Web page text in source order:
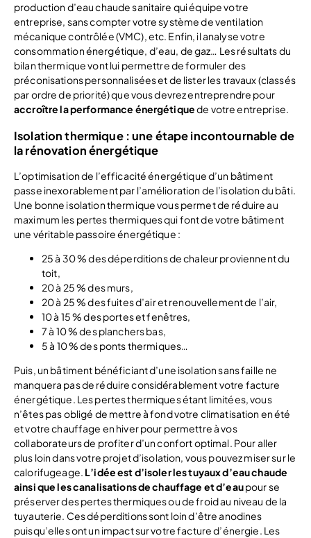
production d’eau chaude sanitaire qui équipe votre
entreprise, sans compter votre système de ventilation
mécanique contrôlée (VMC), etc. Enfin, il analyse votre
consommation énergétique, d’eau, de gaz… Les résultats du
bilan thermique vont lui permettre de formuler des
préconisations personnalisées et de lister les travaux (classés
par ordre de priorité) que vous devrez entreprendre pour
accroître la performance énergétiquede votre entreprise.
Isolation thermique : une étape incontournable de
la rénovation énergétique
L’optimisation de l’efficacité énergétique d’un bâtiment
passe inexorablement par l’amélioration de l’isolation du bâti.
Une bonne isolation thermique vous permet de réduire au
maximum les pertes thermiques qui font de votre bâtiment
une véritable passoire énergétique :
25 à 30 % des déperditions de chaleur proviennent du
toit,
20 à 25 % des murs,
20 à 25 % des fuites d’air et renouvellement de l’air,
10 à 15 % des portes et fenêtres,
7 à 10 % des planchers bas,
5 à 10 % des ponts thermiques…
Puis, un bâtiment bénéficiant d’une isolation sans faille ne
manquera pas de réduire considérablement votre facture
énergétique. Les pertes thermiques étant limitées, vous
n’êtes pas obligé de mettre à fond votre climatisation en été
et votre chauffage en hiver pour permettre à vos
collaborateurs de profiter d’un confort optimal. Pour aller
plus loin dans votre projet d’isolation, vous pouvez miser sur le
calorifugeage. L’idée est d’isoler les tuyaux d’eau chaude
ainsi que les canalisations de chauffage et d’eaupour se
préserver des pertes thermiques ou de froid au niveau de la
tuyauterie. Ces déperditions sont loin d’être anodines
puisqu’elles ont un impact sur votre facture d’énergie. Les